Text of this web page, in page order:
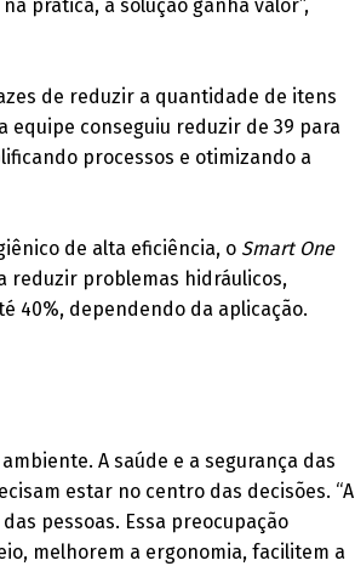
prática, a solução ganha valor”,
de reduzir a quantidade de itens
equipe conseguiu reduzir de 39 para
processos e otimizando a
de alta eficiência, o Smart One
reduzir problemas hidráulicos,
40%, dependendo da aplicação.
A saúde e a segurança das
estar no centro das decisões. “A
pessoas. Essa preocupação
melhorem a ergonomia, facilitem a